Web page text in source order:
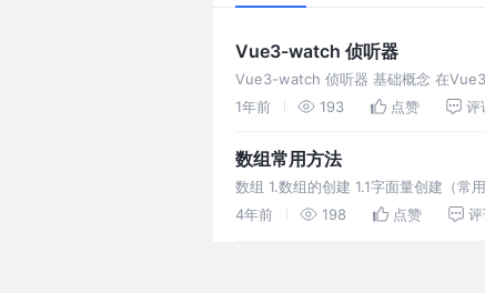
Vue3-watch 侦听器
Vue3-watch 侦听器 基础概念 在
一些相关的从操作。比如，发送网
1年前 193 点赞 评
数组常用方法
数组 1.数组的创建 1.1字面量创建（
义：Array.of()方法用
4年前 198 点赞